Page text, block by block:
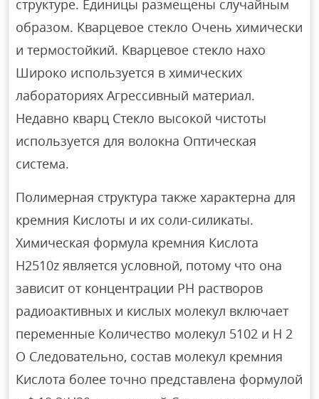
структуре. Единицы размещены случайным
образом. Кварцевое стекло Очень химически
и термостойкий. Кварцевое стекло нахо
Широко используется в химических
лабораториях Агрессивный материал.
Недавно кварц Стекло высокой чистоты
используется для волокна Оптическая
система.
Полимерная структура также характерна для
кремния Кислоты и их соли-силикаты.
Химическая формула кремния Кислота
H2510z является условной, потому что она
зависит от концентрации PH растворов
радиоактивных и кислых молекул включает
переменные Количество молекул 5102 и H 2
O Следовательно, состав молекул кремния
Кислота более точно представлена ​​формулой